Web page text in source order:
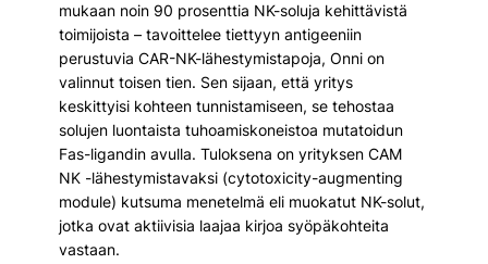
mukaan noin 90 prosenttia NK-soluja kehittävistä
toimijoista – tavoittelee tiettyyn antigeeniin
perustuvia CAR-NK-lähestymistapoja, Onni on
valinnut toisen tien. Sen sijaan, että yritys
keskittyisi kohteen tunnistamiseen, se tehostaa
solujen luontaista tuhoamiskoneistoa mutatoidun
Fas-ligandin avulla. Tuloksena on yrityksen CAM
NK -lähestymistavaksi (cytotoxicity-augmenting
module) kutsuma menetelmä eli muokatut NK-solut,
jotka ovat aktiivisia laajaa kirjoa syöpäkohteita
vastaan.